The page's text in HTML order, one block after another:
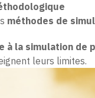
méthodes de
à la simulation de
leurs limites.